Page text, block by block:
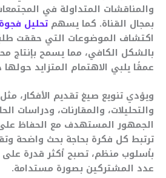
والمناقشات المتداولة في
بمجال القناة. كما يسهم تحليل
اكتشاف الموضوعات التي حققت
بالشكل الكافي، مما يسمح بإنتاج
عمقًا يلبي الاهتمام المتزايد
ويؤدي تنويع صيغ تقديم الأفكار،
والتحليلات، والمقارنات، ودراسات
الجمهور المستهدف مع الحفاظ
ترتبط كل فكرة بحاجة بحث واضحة
بأسلوب منظم، تصبح أكثر قدرة على
عدد المشتركين بصورة مستدامة.